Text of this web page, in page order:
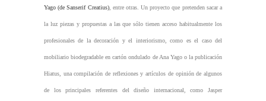
Yago (de Sanserif Creatius), entre otras. Un proyecto que pretenden sacar a
la luz piezas y propuestas a las que sólo tienen acceso habitualmente los
profesionales de la decoración y el interiorismo, como es el caso del
mobiliario biodegradable en cartón ondulado de Ana Yago o la publicación
Hiatus, una compilación de reflexiones y artículos de opinión de algunos
de los principales referentes del diseño internacional, como Jasper